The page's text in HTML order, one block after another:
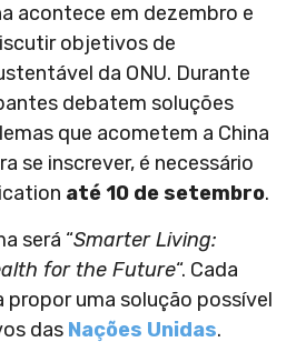
acontece em dezembro e
objetivos de
da ONU. Durante
debatem soluções
que acometem a China
se inscrever, é necessário
até 10 de setembro.
será “Smarter Living:
for the Future“. Cada
uma solução possível
das Nações Unidas.